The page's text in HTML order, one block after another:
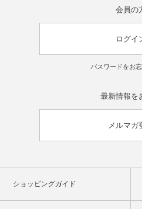
会員の
ログイ
パスワードをお
最新情報を
メルマガ
ショッピングガイド